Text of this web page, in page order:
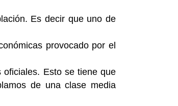
Es decir que uno de
provocado por el
Esto se tiene que
de una clase media